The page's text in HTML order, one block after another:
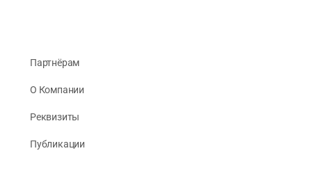
Партнёрам
О Компании
Реквизиты
Публикации